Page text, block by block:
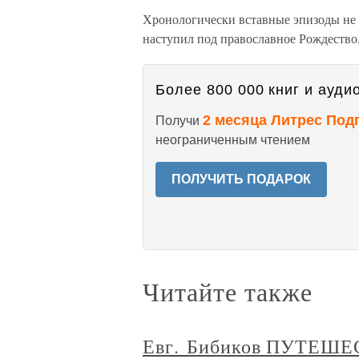
Хронологически вставные эпизоды
наступил под православное
Более 800 000 книг и
Получи 2 месяца Литрес
неограниченным чтением
ПОЛУЧИТЬ ПОДАРОК
Читайте также
Евг. Бибиков